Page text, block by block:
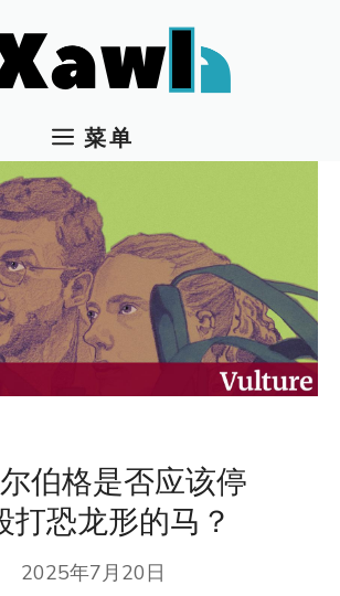
菜单
伯格是否应该停
打恐龙形的马？
2025年7月20日